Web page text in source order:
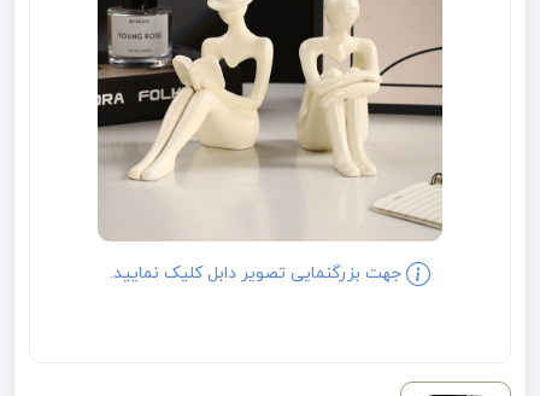
جهت بزرگنمایی تصویر دابل کلیک نمایید.